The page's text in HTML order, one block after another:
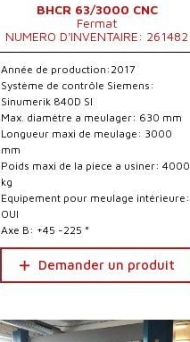
BHCR 63/3000 CNC
Fermat
NUMERO D'INVENTAIRE: 261482
Année de production:2017
Système de contrôle Siemens:
Sinumerik 840D Sl
Max. diamètre a meulager: 630 mm
Longueur maxi de meulage: 3000
mm
Poids maxi de la piece a usiner: 4000
kg
Equipement pour meulage intérieure:
OUI
Axe B: +45 -225 °
Demander un produit